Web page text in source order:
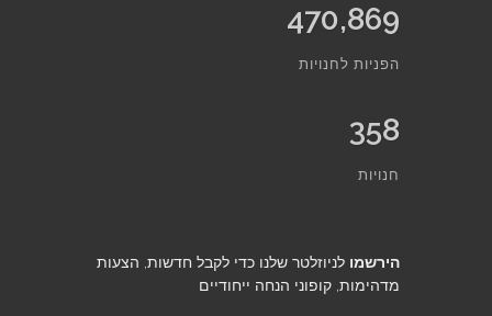
470,869
הפניות לחנויות
358
חנויות
הירשמו לניוזלטר שלנו כדי לקבל חדשות, הצעות
מדהימות, קופוני הנחה ייחודיים